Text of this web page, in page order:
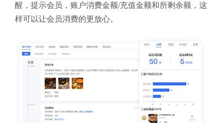
醒，提示会员，账户消费金额/充值金额和所剩余额，这
样可以让会员消费的更放心。